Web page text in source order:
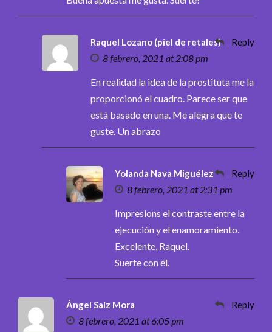
Raquel Lozano (piel de retales)
8 febrero, 2021 at 2:08 pm
Reply
En realidad la idea de la prostituta me la
proporcionó el cuadro. Parece ser que
está basado en una. Me alegra que te
guste. Un abrazo
Yolanda Nava Miguélez
8 febrero, 2021 at 2:31 pm
Reply
Impresions el contraste entre la
ejecución y el enamoramiento.
Excelente, Raquel.
Suerte con él.
Ángel Saiz Mora
8 febrero, 2021 at 6:05 pm
Reply